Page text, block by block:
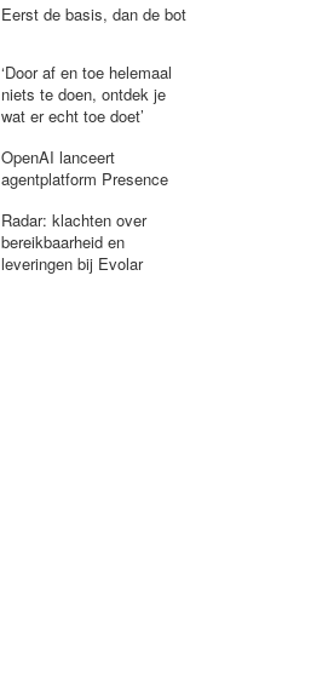
Eerst de basis, dan de bot
‘Door af en toe helemaal
niets te doen, ontdek je
wat er echt toe doet’
OpenAI lanceert
agentplatform Presence
Radar: klachten over
bereikbaarheid en
leveringen bij Evolar